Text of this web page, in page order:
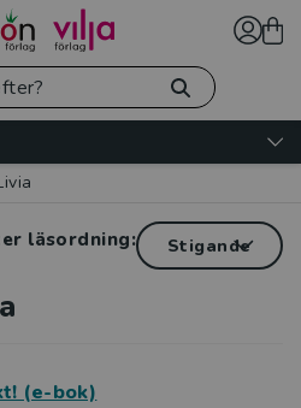
läsordning:
(e-bok)